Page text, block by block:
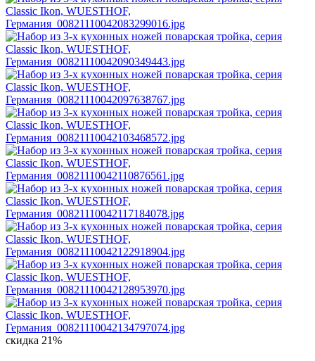
скидка 21%